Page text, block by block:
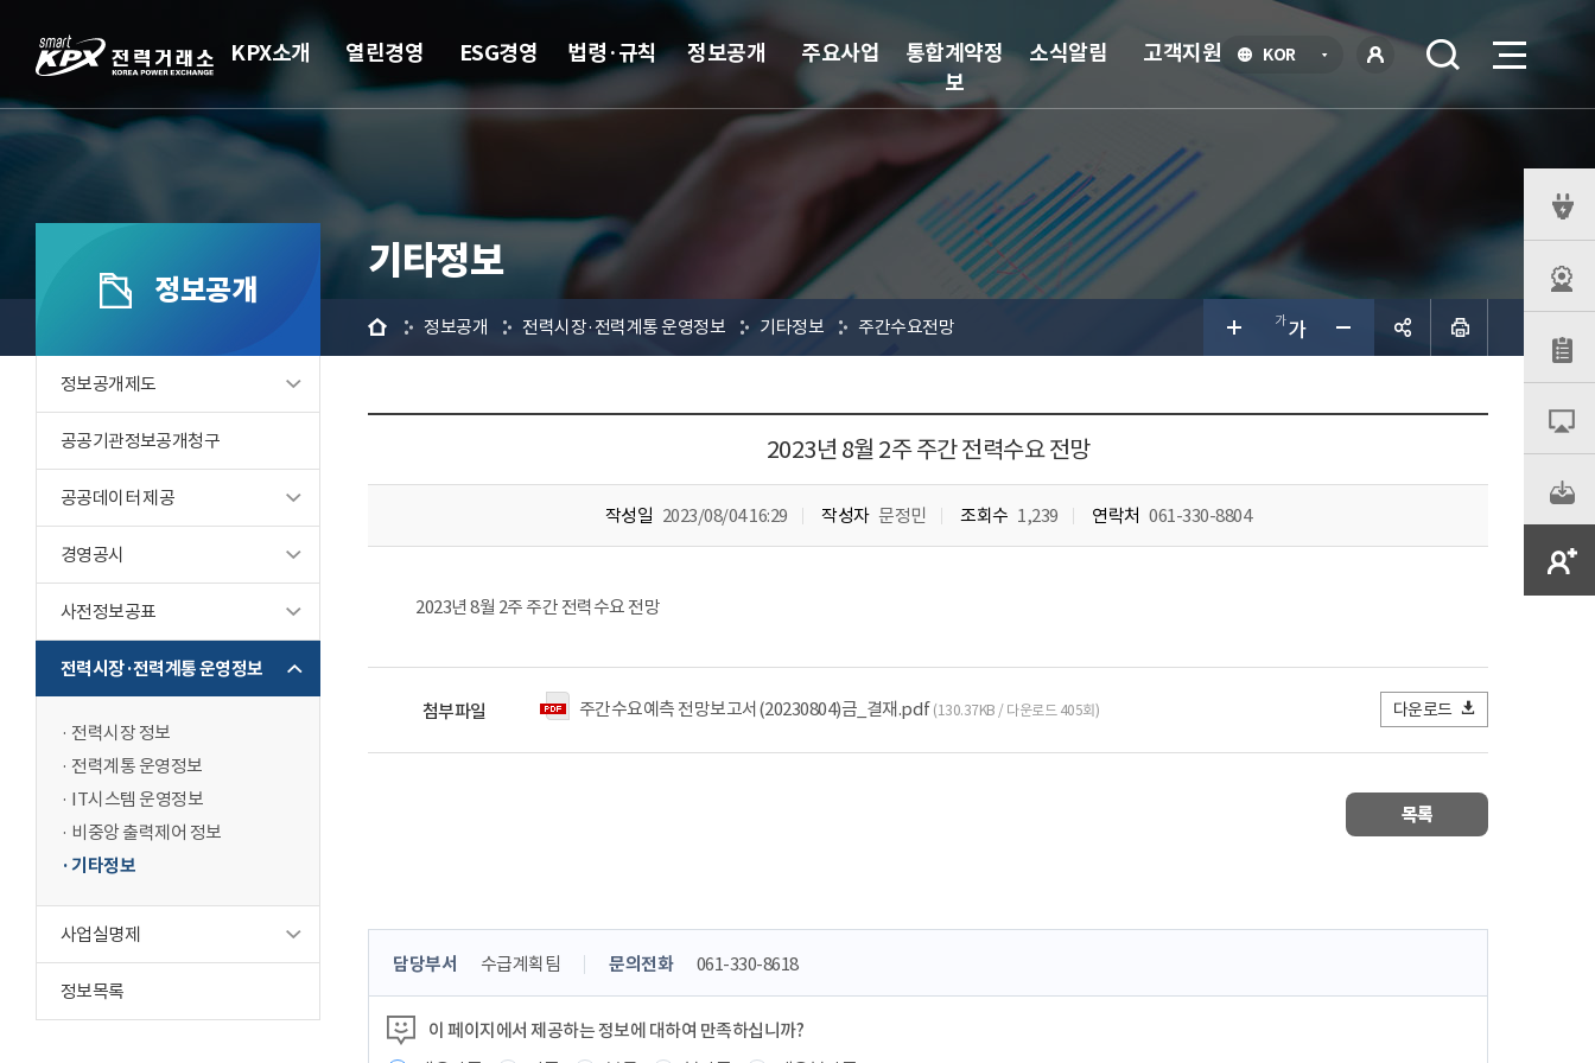
KOR언
그인
KPX소개 열린경영 ESG경영 법령·규칙 정보공개 주요사업
통합계약정
보
소식알림 고객지원
정보공개
정보공개제도
공공기관정보공개청구
공공데이터 제공
경영공시
사전정보공표
전력시장·전력계통 운영정보
전력시장 정보
전력계통 운영정보
IT시스템 운영정보
비중앙 출력제어 정보
기타정보
사업실명제
정보목록
기타정보
홈 정보공개 전력시장·전력계통 운영정보 기타정보 주간수요전망
2023년 8월 2주 주간 전력수요 전망
작성일 2023/08/04 16:29 작성자 문정민 조회수 1,239 연락처 061-330-8804
2023년 8월 2주 주간 전력수요 전망
첨부파일 주간수요예측 전망보고서(20230804)금_결재.pdf (130.37KB / 다운로드 405회) 다운로드
목록
콘
츠
정
담당부서 수급계획팀 문의전화 061-330-8618
이 페이지에서 제공하는 정보에 대하여 만족하십니까?
뉴